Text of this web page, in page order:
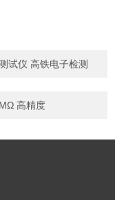
试仪 高铁电子检测
高精度